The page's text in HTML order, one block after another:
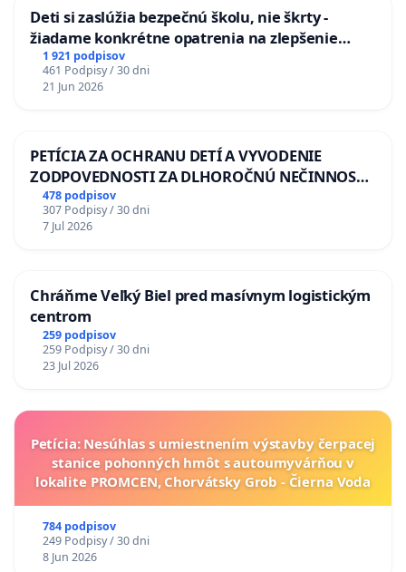
Deti si zaslúžia bezpečnú školu, nie škrty -
žiadame konkrétne opatrenia na zlepšenie
situácie v školstve
1 921 podpisov
461 Podpisy / 30 dni
21 Jun 2026
PETÍCIA ZA OCHRANU DETÍ A VYVODENIE
ZODPOVEDNOSTI ZA DLHOROČNÚ NEČINNOSŤ
A ZLYHANIE ŠTÁTU
478 podpisov
307 Podpisy / 30 dni
7 Jul 2026
Chráňme Veľký Biel pred masívnym logistickým
centrom
259 podpisov
259 Podpisy / 30 dni
23 Jul 2026
Petícia: Nesúhlas s umiestnením výstavby čerpacej
stanice pohonných hmôt s autoumyvárňou v
lokalite PROMCEN, Chorvátsky Grob - Čierna Voda
784 podpisov
249 Podpisy / 30 dni
8 Jun 2026